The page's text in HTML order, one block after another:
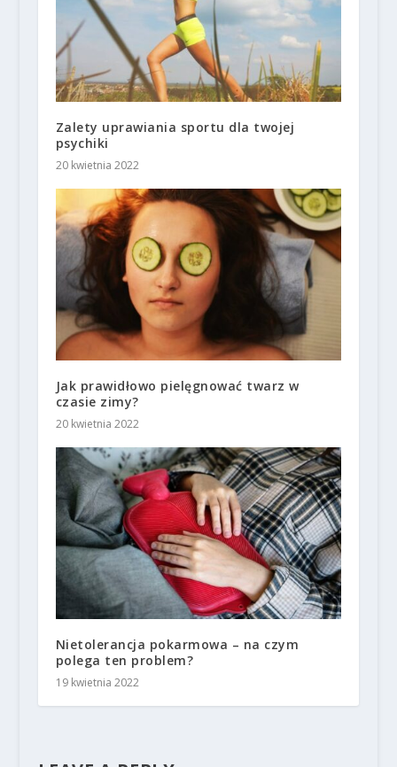
Zalety uprawiania sportu dla twojej
psychiki
20 kwietnia 2022
Jak prawidłowo pielęgnować twarz w
czasie zimy?
20 kwietnia 2022
Nietolerancja pokarmowa – na czym
polega ten problem?
19 kwietnia 2022